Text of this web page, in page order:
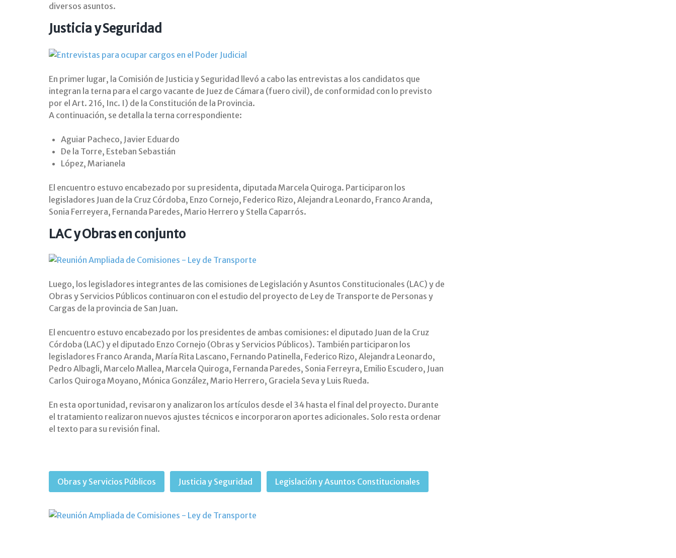
diversos asuntos.
Justicia y Seguridad
En primer lugar, la Comisión de Justicia y Seguridad llevó a cabo las entrevistas a los candidatos que
integran la terna para el cargo vacante de Juez de Cámara (fuero civil), de conformidad con lo previsto
por el Art. 216, Inc. I) de la Constitución de la Provincia.
A continuación, se detalla la terna correspondiente:
Aguiar Pacheco, Javier Eduardo
De la Torre, Esteban Sebastián
López, Marianela
El encuentro estuvo encabezado por su presidenta, diputada Marcela Quiroga. Participaron los
legisladores Juan de la Cruz Córdoba, Enzo Cornejo, Federico Rizo, Alejandra Leonardo, Franco Aranda,
Sonia Ferreyera, Fernanda Paredes, Mario Herrero y Stella Caparrós.
LAC y Obras en conjunto
Luego, los legisladores integrantes de las comisiones de Legislación y Asuntos Constitucionales (LAC) y de
Obras y Servicios Públicos continuaron con el estudio del proyecto de Ley de Transporte de Personas y
Cargas de la provincia de San Juan.
El encuentro estuvo encabezado por los presidentes de ambas comisiones: el diputado Juan de la Cruz
Córdoba (LAC) y el diputado Enzo Cornejo (Obras y Servicios Públicos). También participaron los
legisladores Franco Aranda, María Rita Lascano, Fernando Patinella, Federico Rizo, Alejandra Leonardo,
Pedro Albagli, Marcelo Mallea, Marcela Quiroga, Fernanda Paredes, Sonia Ferreyra, Emilio Escudero, Juan
Carlos Quiroga Moyano, Mónica González, Mario Herrero, Graciela Seva y Luis Rueda.
En esta oportunidad, revisaron y analizaron los artículos desde el 34 hasta el final del proyecto. Durante
el tratamiento realizaron nuevos ajustes técnicos e incorporaron aportes adicionales. Solo resta ordenar
el texto para su revisión final.
Obras y Servicios Públicos Justicia y Seguridad Legislación y Asuntos Constitucionales